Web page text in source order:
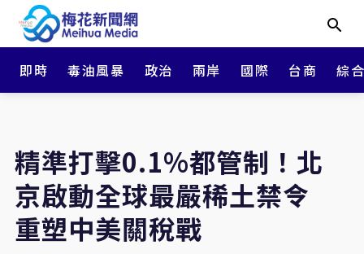
即時 毒油風暴 政治 兩岸 國際 台商 綜
精準打擊0.1%都管制！北
京啟動全球最嚴稀土禁令
重塑中美關稅戰